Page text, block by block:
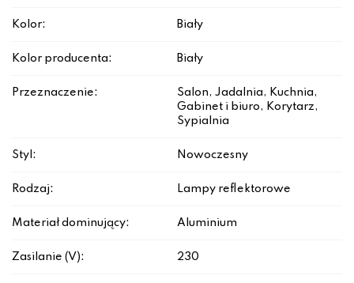
Kolor: Biały
Kolor producenta: Biały
Przeznaczenie:
Salon, Jadalnia, Kuchnia,
Gabinet i biuro, Korytarz,
Sypialnia
Styl: Nowoczesny
Rodzaj: Lampy reflektorowe
Materiał dominujący: Aluminium
Zasilanie (V): 230